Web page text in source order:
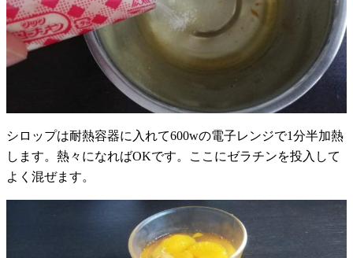
シロップは耐熱容器に入れて600wの電子レンジで1分半加熱
します。熱々になればOKです。ここにゼラチンを投入して
よく混ぜます。